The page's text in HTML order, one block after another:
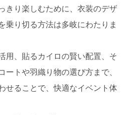
きり楽しむために、衣装のデザ
乗り切る方法は多岐にわたりま
用、貼るカイロの賢い配置、そ
ートや羽織り物の選び方まで、
せることで、快適なイベント体